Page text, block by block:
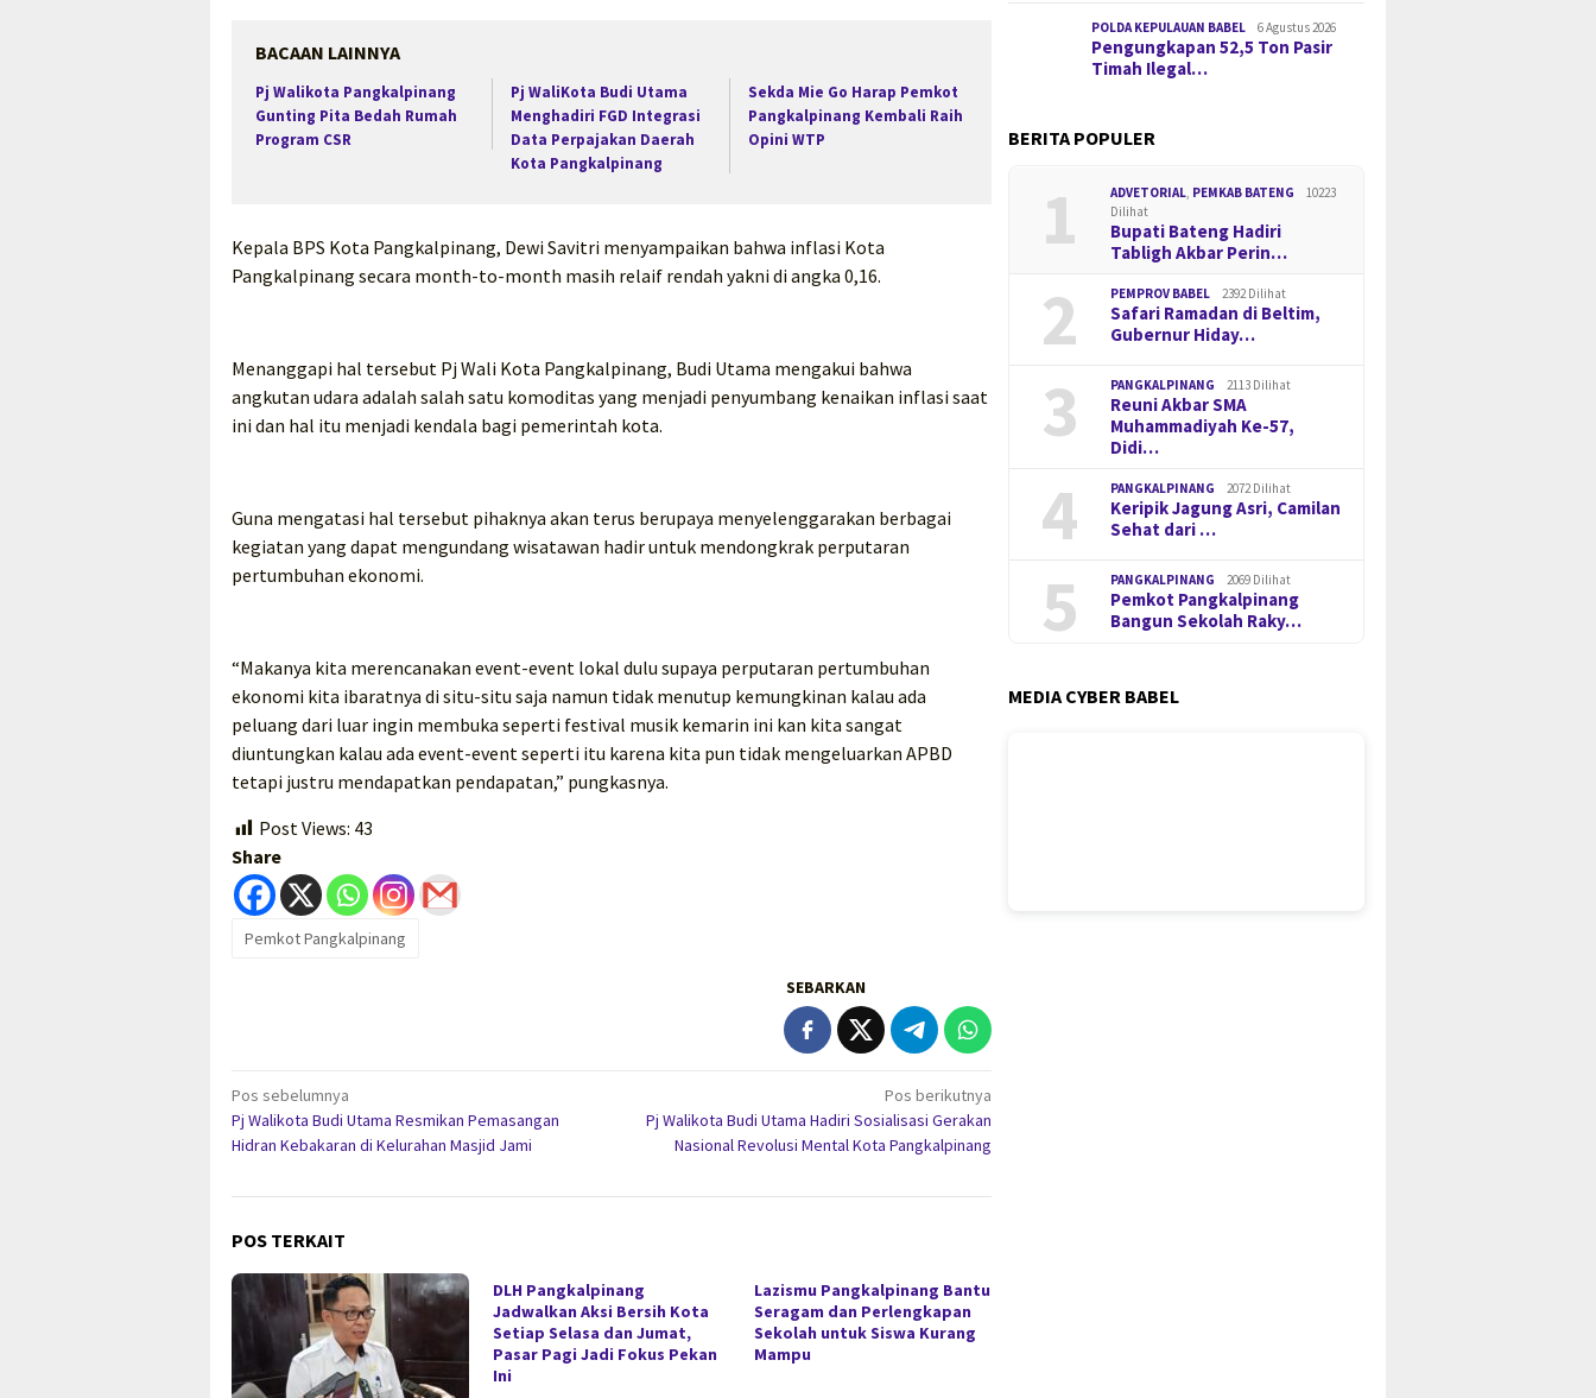
BACAAN LAINNYA
Pj Walikota Pangkalpinang
Gunting Pita Bedah Rumah
Program CSR
Pj WaliKota Budi Utama
Menghadiri FGD Integrasi
Data Perpajakan Daerah
Kota Pangkalpinang
Sekda Mie Go Harap Pemkot
Pangkalpinang Kembali Raih
Opini WTP
Kepala BPS Kota Pangkalpinang, Dewi Savitri menyampaikan bahwa inflasi Kota
Pangkalpinang secara month-to-month masih relaif rendah yakni di angka 0,16.
Menanggapi hal tersebut Pj Wali Kota Pangkalpinang, Budi Utama mengakui bahwa
angkutan udara adalah salah satu komoditas yang menjadi penyumbang kenaikan inflasi saat
ini dan hal itu menjadi kendala bagi pemerintah kota.
Guna mengatasi hal tersebut pihaknya akan terus berupaya menyelenggarakan berbagai
kegiatan yang dapat mengundang wisatawan hadir untuk mendongkrak perputaran
pertumbuhan ekonomi.
“Makanya kita merencanakan event-event lokal dulu supaya perputaran pertumbuhan
ekonomi kita ibaratnya di situ-situ saja namun tidak menutup kemungkinan kalau ada
peluang dari luar ingin membuka seperti festival musik kemarin ini kan kita sangat
diuntungkan kalau ada event-event seperti itu karena kita pun tidak mengeluarkan APBD
tetapi justru mendapatkan pendapatan,” pungkasnya.
Post Views: 43
Share
Pemkot Pangkalpinang
SEBARKAN
Navigasi
pos
Pos sebelumnya
Pj Walikota Budi Utama Resmikan Pemasangan
Hidran Kebakaran di Kelurahan Masjid Jami
Pos berikutnya
Pj Walikota Budi Utama Hadiri Sosialisasi Gerakan
Nasional Revolusi Mental Kota Pangkalpinang
POS TERKAIT
DLH Pangkalpinang
Jadwalkan Aksi Bersih Kota
Setiap Selasa dan Jumat,
Pasar Pagi Jadi Fokus Pekan
Ini
Lazismu Pangkalpinang Bantu
Seragam dan Perlengkapan
Sekolah untuk Siswa Kurang
Mampu
POLDA KEPULAUAN BABEL 6 Agustus 2026
Pengungkapan 52,5 Ton Pasir
Timah Ilegal…
BERITA POPULER
1 ADVETORIAL, PEMKAB BATENG
10223
Dilihat
Bupati Bateng Hadiri
Tabligh Akbar Perin…
2 PEMPROV BABEL 2392 Dilihat
Safari Ramadan di Beltim,
Gubernur Hiday…
3 PANGKALPINANG 2113 Dilihat
Reuni Akbar SMA
Muhammadiyah Ke-57,
Didi…
4 PANGKALPINANG 2072 Dilihat
Keripik Jagung Asri, Camilan
Sehat dari …
5 PANGKALPINANG 2069 Dilihat
Pemkot Pangkalpinang
Bangun Sekolah Raky…
MEDIA CYBER BABEL